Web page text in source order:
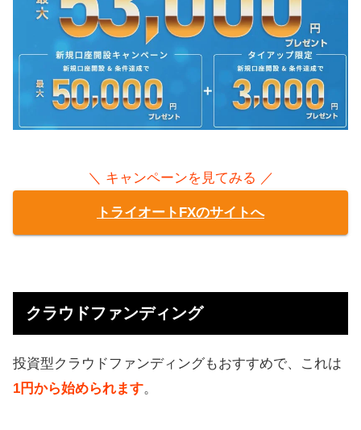
＼ キャンペーンを見てみる ／
トライオートFXのサイトへ
クラウドファンディング
投資型クラウドファンディングもおすすめで、これは
1円から始められます。